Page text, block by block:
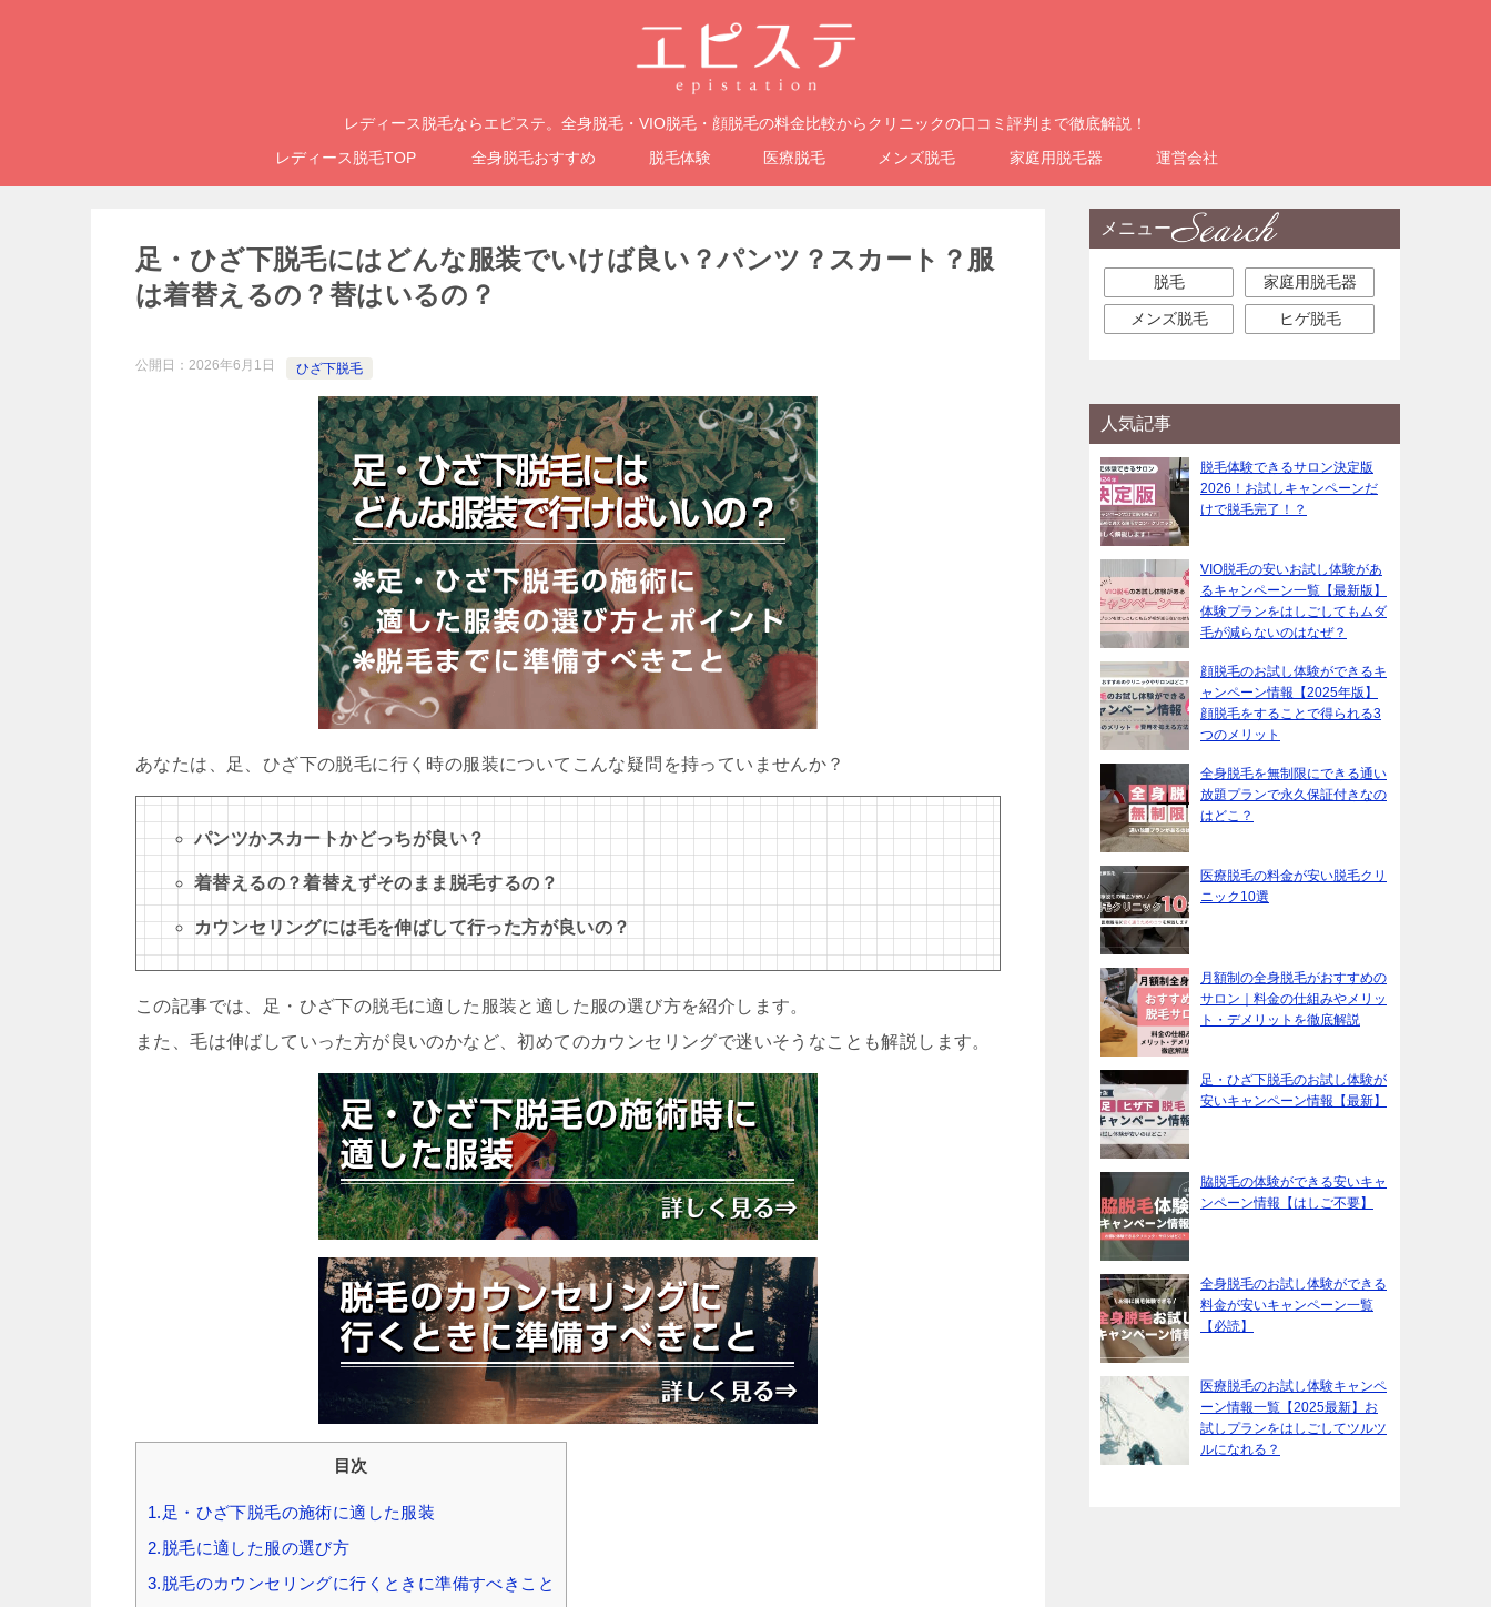
レディース脱毛ならエピステ。全身脱毛・VIO脱毛・顔脱毛の料金比較からクリニックの口コミ評判まで徹底解説！
レディース脱毛TOP
全身脱毛おすすめ 脱毛体験 医療脱毛 メンズ脱毛 家庭用脱毛器 運営会社
足・ひざ下脱毛にはどんな服装でいけば良い？パンツ？スカート？服
は着替えるの？替はいるの？
公開日： 2026年6月1日 ひざ下脱毛
あなたは、足、ひざ下の脱毛に行く時の服装についてこんな疑問を持っていませんか？
パンツかスカートかどっちが良い？
着替えるの？着替えずそのまま脱毛するの？
カウンセリングには毛を伸ばして行った方が良いの？
この記事では、足・ひざ下の脱毛に適した服装と適した服の選び方を紹介します。
また、毛は伸ばしていった方が良いのかなど、初めてのカウンセリングで迷いそうなことも解説します。
目次
1.足・ひざ下脱毛の施術に適した服装
2.脱毛に適した服の選び方
3.脱毛のカウンセリングに行くときに準備すべきこと
メニュー
脱毛 家庭用脱毛器
メンズ脱毛 ヒゲ脱毛
人気記事
脱毛体験できるサロン決定版
2026！お試しキャンペーンだ
けで脱毛完了！？
VIO脱毛の安いお試し体験があ
るキャンペーン一覧【最新版】
体験プランをはしごしてもムダ
毛が減らないのはなぜ？
顔脱毛のお試し体験ができるキ
ャンペーン情報【2025年版】
顔脱毛をすることで得られる3
つのメリット
全身脱毛を無制限にできる通い
放題プランで永久保証付きなの
はどこ？
医療脱毛の料金が安い脱毛クリ
ニック10選
月額制の全身脱毛がおすすめの
サロン｜料金の仕組みやメリッ
ト・デメリットを徹底解説
足・ひざ下脱毛のお試し体験が
安いキャンペーン情報【最新】
脇脱毛の体験ができる安いキャ
ンペーン情報【はしご不要】
全身脱毛のお試し体験ができる
料金が安いキャンペーン一覧
【必読】
医療脱毛のお試し体験キャンペ
ーン情報一覧【2025最新】お
試しプランをはしごしてツルツ
ルになれる？